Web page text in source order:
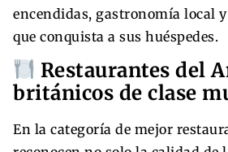
encendidas, gastronomía local
que conquista a sus huéspedes.
Restaurantes del
británicos de clase
En la categoría de mejor